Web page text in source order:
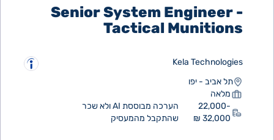
Senior System Engineer -
Tactical Munitions
Kela Technologies
תל אביב - יפו
מלאה
22,000-
32,000 ₪
הערכה מבוססת AI ולא שכר
שהתקבל מהמעסיק